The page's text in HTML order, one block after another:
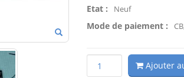
Etat : Neuf
Mode de paiement :
Ajouter